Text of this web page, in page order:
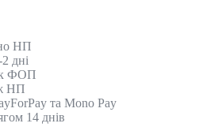
НП
дні
ФОП
НП
та Mono Pay
14 днів